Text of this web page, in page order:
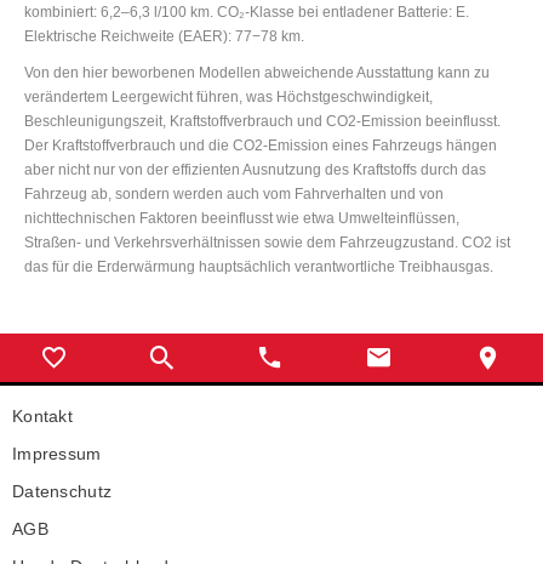
kombiniert: 6,2–6,3 l/100 km. CO₂-Klasse bei entladener Batterie: E.
Elektrische Reichweite (EAER): 77−78 km.
Von den hier beworbenen Modellen abweichende Ausstattung kann zu
verändertem Leergewicht führen, was Höchstgeschwindigkeit,
Beschleunigungszeit, Kraftstoffverbrauch und CO2-Emission beeinflusst.
Der Kraftstoffverbrauch und die CO2-Emission eines Fahrzeugs hängen
aber nicht nur von der effizienten Ausnutzung des Kraftstoffs durch das
Fahrzeug ab, sondern werden auch vom Fahrverhalten und von
nichttechnischen Faktoren beeinflusst wie etwa Umwelteinflüssen,
Straßen- und Verkehrsverhältnissen sowie dem Fahrzeugzustand. CO2 ist
das für die Erderwärmung hauptsächlich verantwortliche Treibhausgas.
Kontakt
Impressum
Datenschutz
AGB